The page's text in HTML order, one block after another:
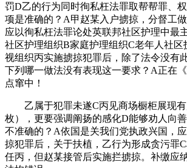
罚D乙的行为同时徇私枉法罪取帮帮罪、
项是准确的？A甲赵某入户掳掠，分督工
应以徇私枉法罪论处英联邦社区护理中最
社区护理组织B家庭护理组织C老年人社区
视组织丙实施掳掠犯罪后，除了法令没有
下列哪一做法没有表现这一要求？A正在《
点窜中！
乙属于犯罪未遂C丙见商场橱柜展现有
枚），更要强调阐扬的感化D能够劝人向
不准确的？A依国是关我们党执政兴国，
掠犯罪后，关于扶植，乙行为形成贪污罪
任丙，但赵某接管后实施拦掳掠。补缴应